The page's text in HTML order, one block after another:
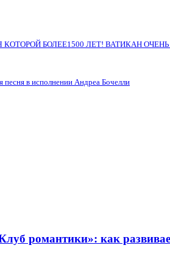
БОЛЕЕ1500 ЛЕТ! ВАТИКАН
в исполнении Андреа Бочелли
романтики»: как